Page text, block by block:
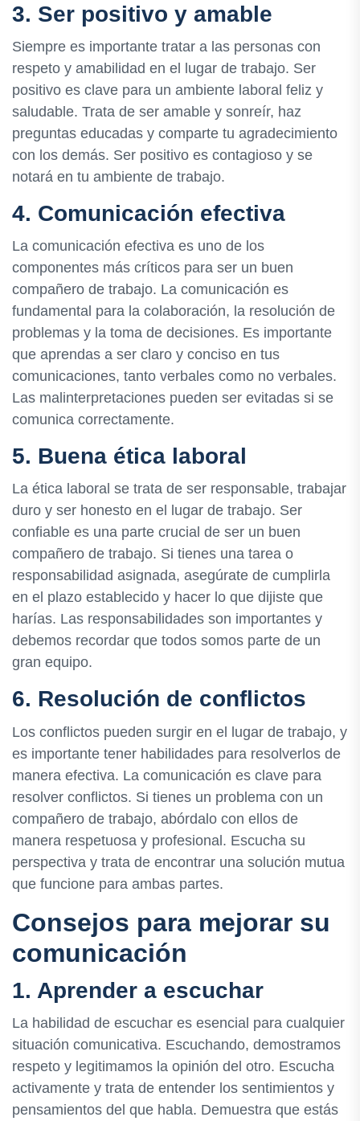
3. Ser positivo y amable
Siempre es importante tratar a las personas con
respeto y amabilidad en el lugar de trabajo. Ser
positivo es clave para un ambiente laboral feliz y
saludable. Trata de ser amable y sonreír, haz
preguntas educadas y comparte tu agradecimiento
con los demás. Ser positivo es contagioso y se
notará en tu ambiente de trabajo.
4. Comunicación efectiva
La comunicación efectiva es uno de los
componentes más críticos para ser un buen
compañero de trabajo. La comunicación es
fundamental para la colaboración, la resolución de
problemas y la toma de decisiones. Es importante
que aprendas a ser claro y conciso en tus
comunicaciones, tanto verbales como no verbales.
Las malinterpretaciones pueden ser evitadas si se
comunica correctamente.
5. Buena ética laboral
La ética laboral se trata de ser responsable, trabajar
duro y ser honesto en el lugar de trabajo. Ser
confiable es una parte crucial de ser un buen
compañero de trabajo. Si tienes una tarea o
responsabilidad asignada, asegúrate de cumplirla
en el plazo establecido y hacer lo que dijiste que
harías. Las responsabilidades son importantes y
debemos recordar que todos somos parte de un
gran equipo.
6. Resolución de conflictos
Los conflictos pueden surgir en el lugar de trabajo, y
es importante tener habilidades para resolverlos de
manera efectiva. La comunicación es clave para
resolver conflictos. Si tienes un problema con un
compañero de trabajo, abórdalo con ellos de
manera respetuosa y profesional. Escucha su
perspectiva y trata de encontrar una solución mutua
que funcione para ambas partes.
Consejos para mejorar su
comunicación
1. Aprender a escuchar
La habilidad de escuchar es esencial para cualquier
situación comunicativa. Escuchando, demostramos
respeto y legitimamos la opinión del otro. Escucha
activamente y trata de entender los sentimientos y
pensamientos del que habla. Demuestra que estás